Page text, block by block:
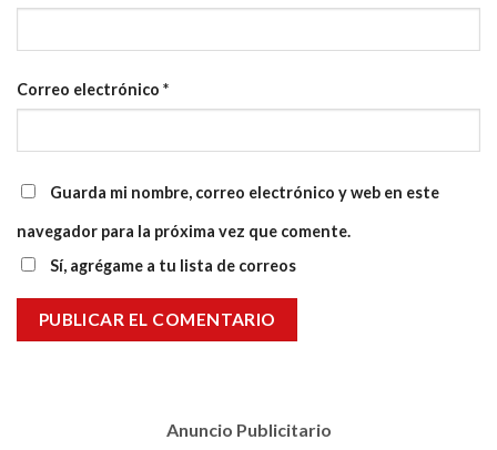
Correo electrónico *
Guarda mi nombre, correo electrónico y web en este
navegador para la próxima vez que comente.
Sí, agrégame a tu lista de correos
Anuncio Publicitario